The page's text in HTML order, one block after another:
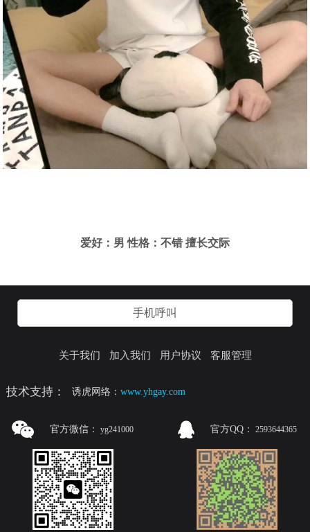
爱好：男 性格：不错 擅长交际
手机呼叫
关于我们 加入我们 用户协议 客服管理
技术支持： 诱虎网络：www.yhgay.com
官方微信： yg241000 官方QQ： 2593644365